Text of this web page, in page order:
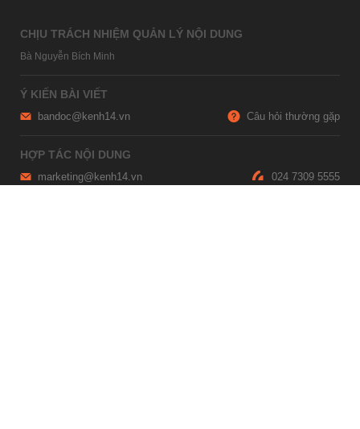
CHỊU TRÁCH NHIỆM QUẢN LÝ NỘI DUNG
Bà Nguyễn Bích Minh
Ý KIẾN BÀI VIẾT
bandoc@kenh14.vn Câu hỏi thường gặp
HỢP TÁC NỘI DUNG
marketing@kenh14.vn 024 7309 5555